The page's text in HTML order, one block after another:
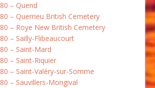
80 – Quend
80 – Querrieu British Cemetery
80 – Roye New British Cemetery
80 – Sailly-Flibeaucourt
80 – Saint-Mard
80 – Saint-Riquier
80 – Saint-Valéry-sur-Somme
80 – Sauvillers-Mongival